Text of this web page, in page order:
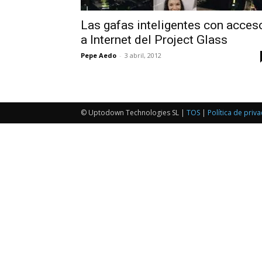
Las gafas inteligentes con
a Internet del Project Glass
Pepe Aedo - 3 abril, 2012
© Uptodown Technologies SL | TOS | Política de